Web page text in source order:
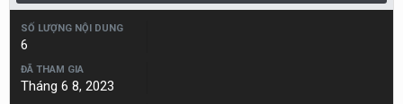
SỐ LƯỢNG NỘI DUNG
6
ĐÃ THAM GIA
Tháng 6 8, 2023